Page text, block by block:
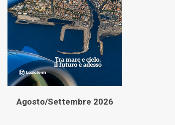
Agosto/Settembre 2026